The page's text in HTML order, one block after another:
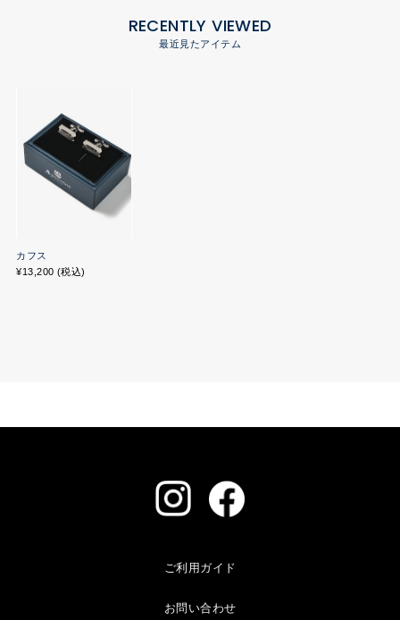
RECENTLY VIEWED
最近見たアイテム
カフス
¥13,200 (税込)
ご利用ガイド
お問い合わせ